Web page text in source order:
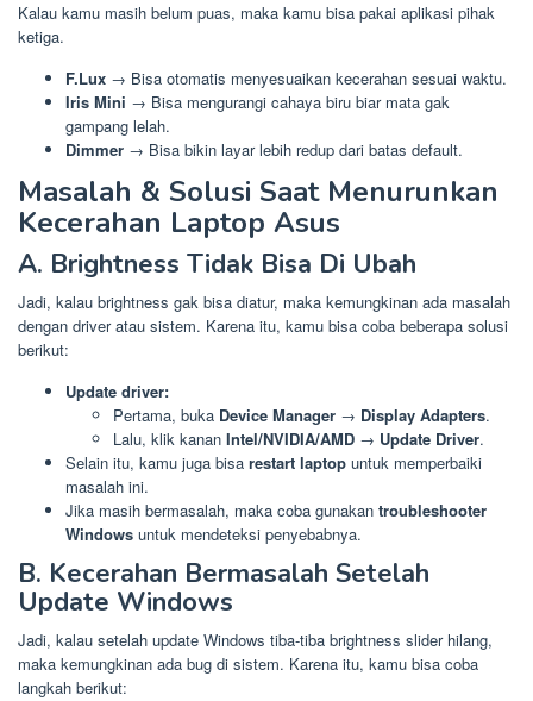
Kalau kamu masih belum puas, maka kamu bisa pakai aplikasi pihak
ketiga.
F.Lux → Bisa otomatis menyesuaikan kecerahan sesuai waktu.
Iris Mini → Bisa mengurangi cahaya biru biar mata gak
gampang lelah.
Dimmer → Bisa bikin layar lebih redup dari batas default.
Masalah & Solusi Saat Menurunkan
Kecerahan Laptop Asus
A. Brightness Tidak Bisa Di Ubah
Jadi, kalau brightness gak bisa diatur, maka kemungkinan ada masalah
dengan driver atau sistem. Karena itu, kamu bisa coba beberapa solusi
berikut:
Update driver:
Pertama, buka Device Manager → Display Adapters.
Lalu, klik kanan Intel/NVIDIA/AMD → Update Driver.
Selain itu, kamu juga bisa restart laptop untuk memperbaiki
masalah ini.
Jika masih bermasalah, maka coba gunakan troubleshooter
Windows untuk mendeteksi penyebabnya.
B. Kecerahan Bermasalah Setelah
Update Windows
Jadi, kalau setelah update Windows tiba-tiba brightness slider hilang,
maka kemungkinan ada bug di sistem. Karena itu, kamu bisa coba
langkah berikut: